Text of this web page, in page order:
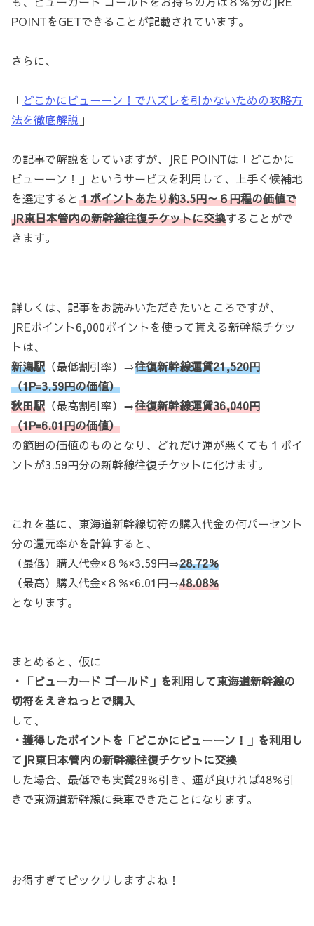
POINTをGETできることが記載されています。
さらに、
「どこかにビューーン！でハズレを引かないための攻略方
法を徹底解説 」
の記事で解説をしていますが、JRE POINTは「どこかに
ビューーン！」というサービスを利用して、上手く候補地
を選定すると１ポイントあたり約3.5円～６円程の価値で
JR東日本管内の新幹線往復チケットに交換することがで
きます。
詳しくは、記事をお読みいただきたいところですが、
JREポイント6,000ポイントを使って貰える新幹線チケッ
トは、
新潟駅 （最低割引率）⇒往復新幹線運賃21,520円
（1P=3.59円の価値）
秋田駅 （最高割引率）⇒往復新幹線運賃36,040円
（1P=6.01円の価値）
の範囲の価値のものとなり、どれだけ運が悪くても１ポイ
ントが3.59円分の新幹線往復チケットに化けます。
これを基に、東海道新幹線切符の購入代金の何パーセント
分の還元率かを計算すると、
（最低）購入代金×８％×3.59円⇒28.72％
（最高）購入代金×８％×6.01円⇒48.08％
となります。
まとめると、仮に
・「ビューカード ゴールド」を利用して東海道新幹線の
切符をえきねっとで購入
して、
・獲得したポイントを「どこかにビューーン！」を利用し
てJR東日本管内の新幹線往復チケットに交換
した場合、最低でも実質29％引き、運が良ければ48％引
きで東海道新幹線に乗車できたことになります。
お得すぎてビックリしますよね！